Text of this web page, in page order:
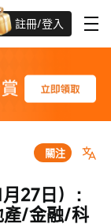
註冊/登入
迎新驚喜賞 股票/BTC等任你揀!
關注
27日）：
產/金融/科